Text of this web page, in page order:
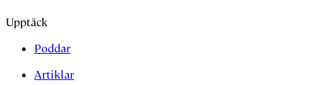
Upptäck
Poddar
Artiklar